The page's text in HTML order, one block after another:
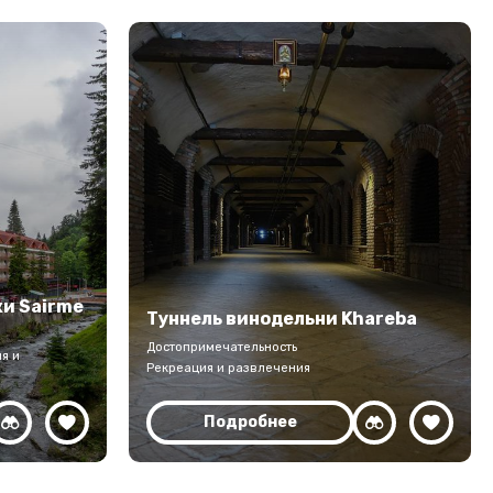
Sairme
и
Туннель винодельни Khareba
Достопримечательность
Рекреация и развлечения
Подробнее